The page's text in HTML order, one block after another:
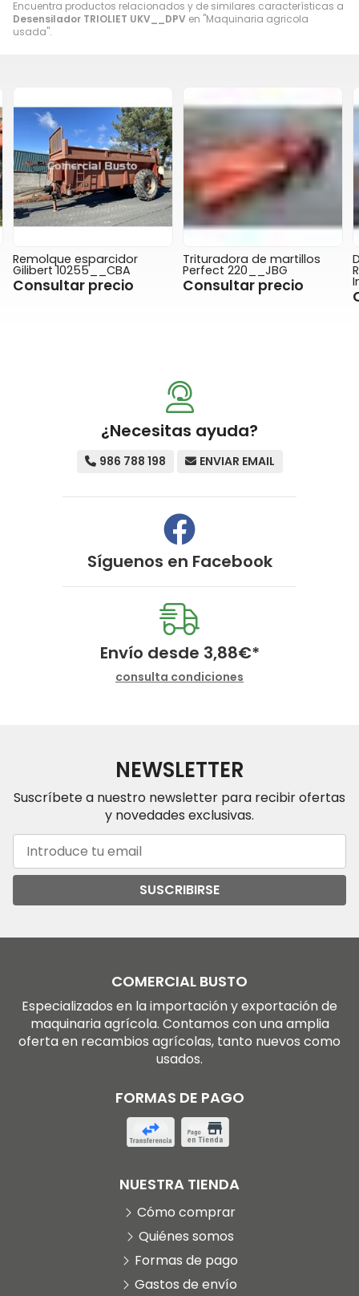
Encuentra productos relacionados y de similares características a
Desensilador TRIOLIET UKV__DPV en "Maquinaria agricola
usada".
Remolque esparcidor
Gilibert 10255__CBA
Consultar precio
Trituradora de martillos
Perfect 220__JBG
Consultar precio
¿Necesitas ayuda?
986 788 198 ENVIAR EMAIL
Síguenos en Facebook
Envío desde 3,88€*
consulta condiciones
NEWSLETTER
Suscríbete a nuestro newsletter para recibir ofertas
y novedades exclusivas.
SUSCRIBIRSE
COMERCIAL BUSTO
Especializados en la importación y exportación de
maquinaria agrícola. Contamos con una amplia
oferta en recambios agrícolas, tanto nuevos como
usados.
FORMAS DE PAGO
NUESTRA TIENDA
Cómo comprar
Quiénes somos
Formas de pago
Gastos de envío